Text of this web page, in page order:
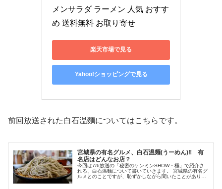
メンサラダ ラーメン 人気 おすす
め 送料無料 お取り寄せ
楽天市場で見る
Yahoo!ショッピングで見る
前回放送された白石温麵についてはこちらです。
宮城県の有名グルメ、白石温麺(うーめん)‼ 有
名店はどんなお店？
今回は7/6放送の「秘密のケンミンSHOW・極」で紹介さ
れる、白石温麵について書いていきます。 宮城県の有名グ
ルメとのことですが、恥ずかしながら聞いたことがありま